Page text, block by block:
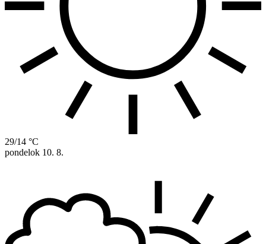
29/14 °C
pondelok 10. 8.